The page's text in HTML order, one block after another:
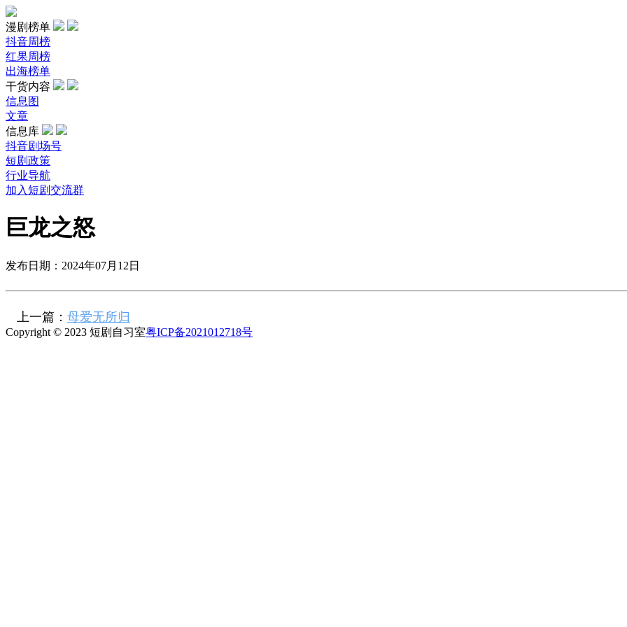
漫剧榜单
抖音周榜
红果周榜
出海榜单
干货内容
信息图
文章
信息库
抖音剧场号
短剧政策
行业导航
加入短剧交流群
巨龙之怒
发布日期：2024年07月12日
上一篇： 母爱无所归
Copyright © 2023 短剧自习室粤ICP备2021012718号